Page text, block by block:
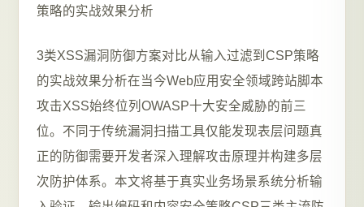
3类XSS漏洞防御方案对比从输入过滤到CSP策略
的实战效果分析在当今Web应用安全领域跨站脚本
攻击XSS始终位列OWASP十大安全威胁的前三
位。不同于传统漏洞扫描工具仅能发现表层问题真
正的防御需要开发者深入理解攻击原理并构建多层
次防护体系。本文将基于真实业务场景系统分析输